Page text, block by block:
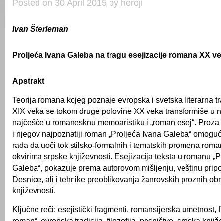
Posted on 30 April 2015 by heroji
Ivan Šterleman
Proljeća Ivana Galeba na tragu esejizacije romana XX
Apstrakt
Teorija romana kojeg poznaje evropska i svetska literarna
XIX veka se tokom druge polovine XX veka transformiše u
najčešće u romanesknu memoaristiku i „roman esej“.
i njegov najpoznatiji roman „Proljeća Ivana Galeba“
rada da uoči tok stilsko-formalnih i tematskih promena
okvirima srpske književnosti. Esejizacija teksta u romanu
Galeba“, pokazuje prema autorovom mišljenju, veštinu
Desnice, ali i tehnike preoblikovanja žanrovskih proznih
književnosti.
Ključne reči: esejistički fragmenti, romansijerska umetnost,